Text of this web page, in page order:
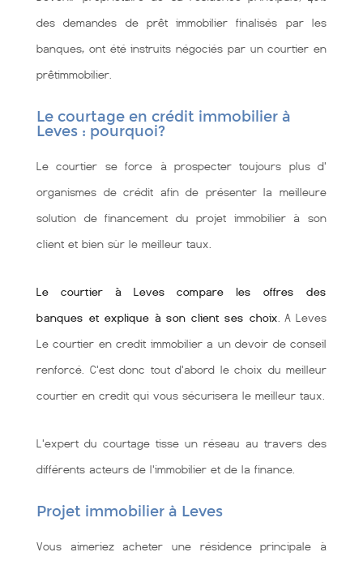
des demandes de prêt immobilier finalisés par les
banques, ont été instruits négociés par un courtier en
prêtimmobilier.
Le courtage en crédit immobilier à
Leves : pourquoi?
Le courtier se force à prospecter toujours plus d'
organismes de crédit afin de présenter la meilleure
solution de financement du projet immobilier à son
client et bien sùr le meilleur taux.
Le courtier à Leves compare les offres des
banques et explique à son client ses choix . A Leves
Le courtier en credit immobilier a un devoir de conseil
renforcé. C'est donc tout d'abord le choix du meilleur
courtier en credit qui vous sécurisera le meilleur taux.
L'expert du courtage tisse un réseau au travers des
différents acteurs de l'immobilier et de la finance.
Projet immobilier à Leves
Vous aimeriez acheter une résidence principale à